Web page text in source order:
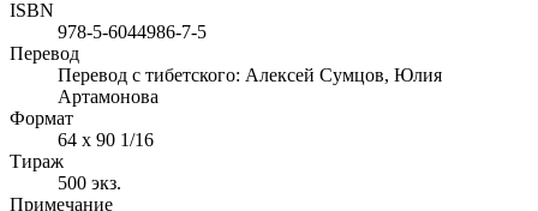
ISBN
978-5-6044986-7-5
Перевод
Перевод с тибетского: Алексей Сумцов, Юлия
Артамонова
Формат
64 x 90 1/16
Тираж
500 экз.
Примечание